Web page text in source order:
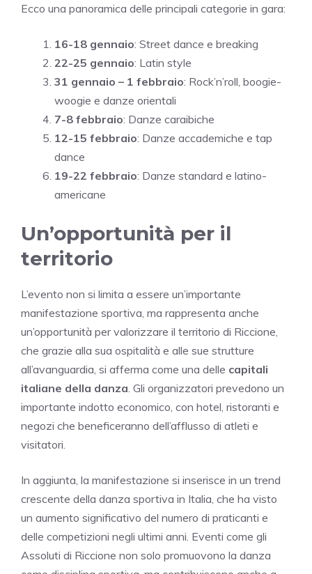
Ecco una panoramica delle principali categorie in gara:
16-18 gennaio: Street dance e breaking
22-25 gennaio: Latin style
31 gennaio – 1 febbraio: Rock’n’roll, boogie-
woogie e danze orientali
7-8 febbraio: Danze caraibiche
12-15 febbraio: Danze accademiche e tap
dance
19-22 febbraio: Danze standard e latino-
americane
Un’opportunità per il
territorio
L’evento non si limita a essere un’importante
manifestazione sportiva, ma rappresenta anche
un’opportunità per valorizzare il territorio di Riccione,
che grazie alla sua ospitalità e alle sue strutture
all’avanguardia, si afferma come una delle capitali
italiane della danza . Gli organizzatori prevedono un
importante indotto economico, con hotel, ristoranti e
negozi che beneficeranno dell’afflusso di atleti e
visitatori.
In aggiunta, la manifestazione si inserisce in un trend
crescente della danza sportiva in Italia, che ha visto
un aumento significativo del numero di praticanti e
delle competizioni negli ultimi anni. Eventi come gli
Assoluti di Riccione non solo promuovono la danza